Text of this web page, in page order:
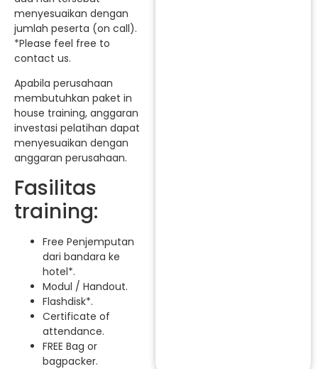
menyesuaikan dengan
jumlah peserta (on call).
*Please feel free to
contact us.
Apabila perusahaan
membutuhkan paket in
house training, anggaran
investasi pelatihan dapat
menyesuaikan dengan
anggaran perusahaan.
Fasilitas
training:
Free Penjemputan
dari bandara ke
hotel*.
Modul / Handout.
Flashdisk*.
Certificate of
attendance.
FREE Bag or
bagpacker.